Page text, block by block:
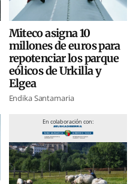
Miteco asigna 10
millones de euros para
repotenciar los parque
eólicos de Urkilla y
Elgea
Endika Santamaria
En colaboración con: